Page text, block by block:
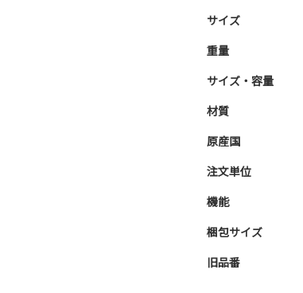
サイズ
重量
サイズ・容量
材質
原産国
注文単位
機能
梱包サイズ
旧品番